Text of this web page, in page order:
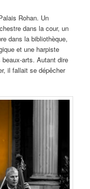
Rohan. Un
dans la cour, un
dans la bibliothèque,
et une harpiste
arts. Autant dire
il fallait se dépêcher